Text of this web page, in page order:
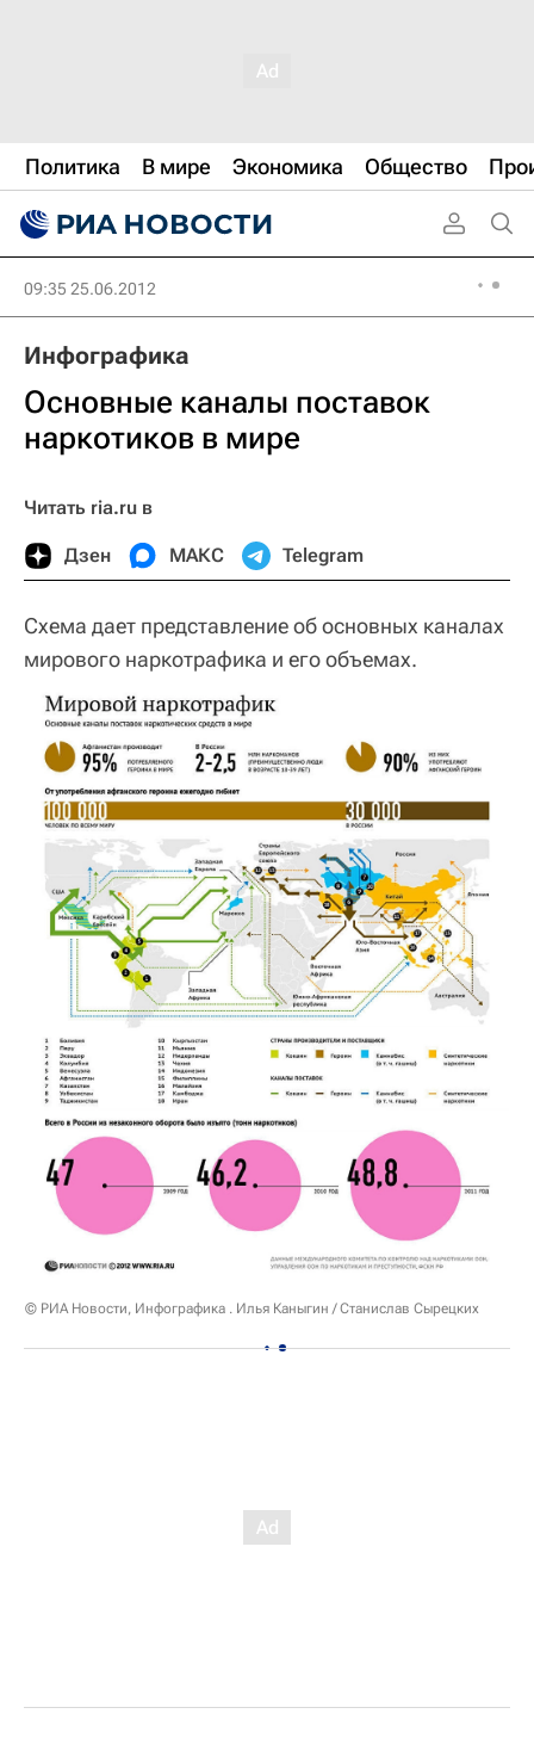
Политика В мире Экономика Общество
09:35 25.06.2012
Инфографика
Основные каналы поставок
наркотиков в мире
Читать ria.ru в
Дзен МАКС Telegram
Схема дает представление об основных каналах
мирового наркотрафика и его объемах.
© РИА Новости, Инфографика . Илья Каныгин / Станислав Сырецких